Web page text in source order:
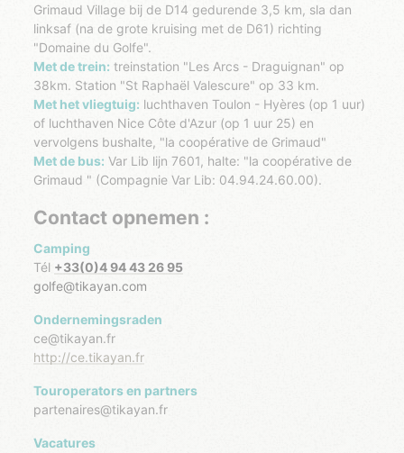
Grimaud Village bij de D14 gedurende 3,5 km, sla dan
linksaf (na de grote kruising met de D61) richting
"Domaine du Golfe".
Met de trein: treinstation "Les Arcs - Draguignan" op
38km. Station "St Raphaël Valescure" op 33 km.
Met het vliegtuig: luchthaven Toulon - Hyères (op 1 uur)
of luchthaven Nice Côte d'Azur (op 1 uur 25) en
vervolgens bushalte, "la coopérative de Grimaud"
Met de bus: Var Lib lijn 7601, halte: "la coopérative de
Grimaud " (Compagnie Var Lib: 04.94.24.60.00).
Contact opnemen :
Camping
Tél +33(0)4 94 43 26 95
golfe@tikayan.com
Ondernemingsraden
ce@tikayan.fr
http://ce.tikayan.fr
Touroperators en partners
partenaires@tikayan.fr
Vacatures